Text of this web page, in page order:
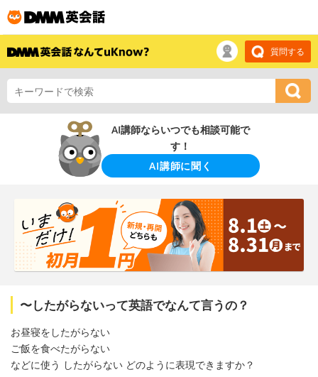
質問する
AI講師ならいつでも相談可能で
す！
AI講師に聞く
〜したがらないって英語でなんて言うの？
お昼寝をしたがらない
ご飯を食べたがらない
などに使う したがらない どのように表現できますか？